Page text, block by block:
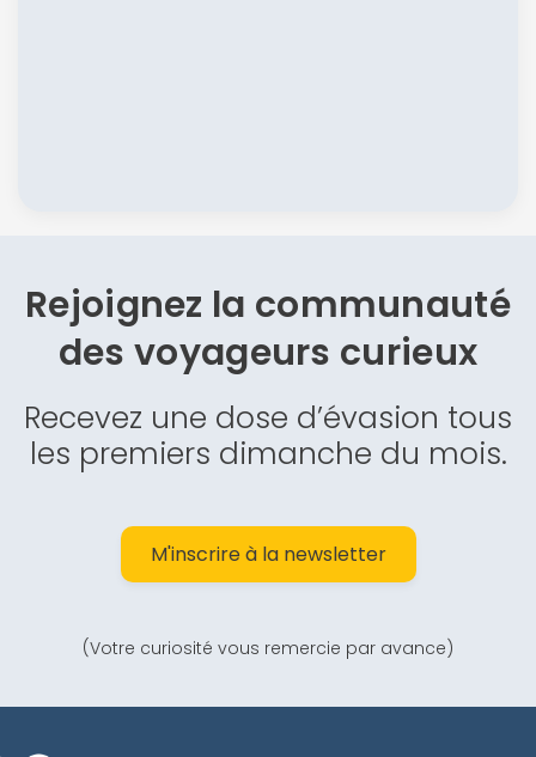
Rejoignez la communauté
desvoyageurs curieux
Recevez une dose d’évasion tous
les premiers dimanche du mois.
M'inscrire à la newsletter
(Votre curiosité vous remercie par avance)